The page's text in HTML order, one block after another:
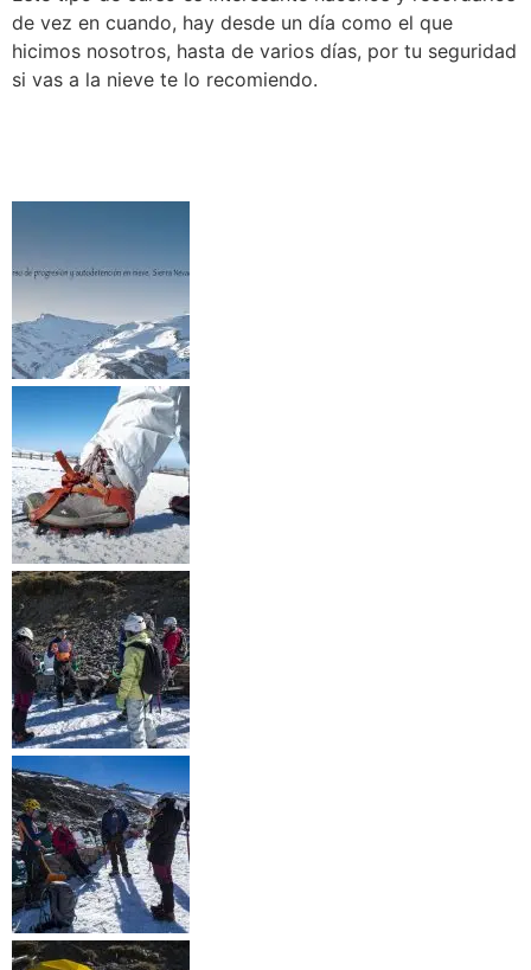
de vez en cuando, hay desde un día como el que
hicimos nosotros, hasta de varios días, por tu seguridad
si vas a la nieve te lo recomiendo.